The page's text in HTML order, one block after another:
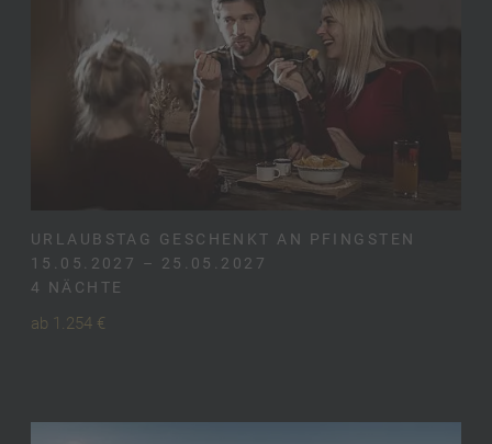
URLAUBSTAG GESCHENKT AN PFINGSTEN
15.05.2027 – 25.05.2027
4 NÄCHTE
ab 1.254 €